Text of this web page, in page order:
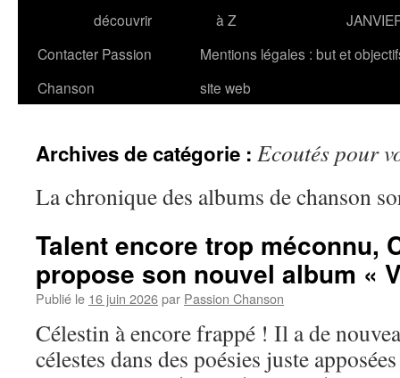
découvrir
à Z
Contacter Passion
Chanson
Mentions légales : but et
site web
Archives de catégorie : Ecoutés pour
La chronique des albums de chanson
Talent encore trop méconnu,
propose son nouvel album «
Publié le 16 juin 2026par Passion Chanson
Célestin à encore frappé ! Il a de
célestes dans des poésies juste